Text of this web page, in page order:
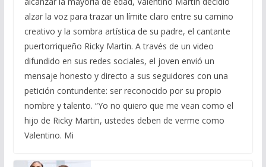
alzar la voz para trazar un límite claro entre su camino
creativo y la sombra artística de su padre, el cantante
puertorriqueño Ricky Martin. A través de un video
difundido en sus redes sociales, el joven envió un
mensaje honesto y directo a sus seguidores con una
petición contundente: ser reconocido por su propio
nombre y talento. “Yo no quiero que me vean como el
hijo de Ricky Martin, ustedes deben de verme como
Valentino. Mi